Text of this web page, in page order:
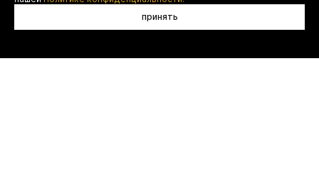
Политикой конфиденциальности
принять